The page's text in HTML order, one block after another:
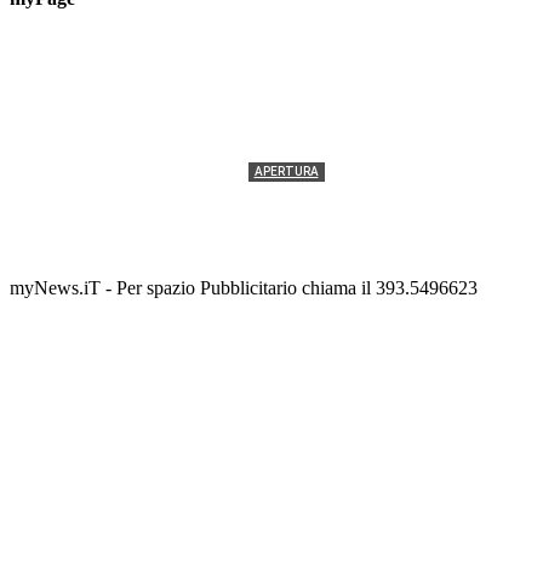
APERTURA
myNews.iT - Per spazio Pubblicitario chiama il 393.5496623